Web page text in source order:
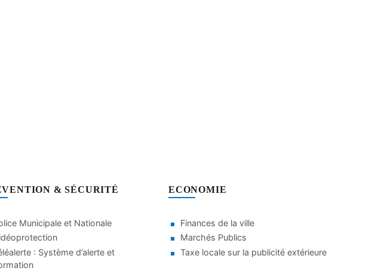
& SÉCURITÉ
Municipale et Nationale
: Système d’alerte et
ECONOMIE
Finances de la ville
Marchés Publics
Taxe locale sur la publicité extérieure